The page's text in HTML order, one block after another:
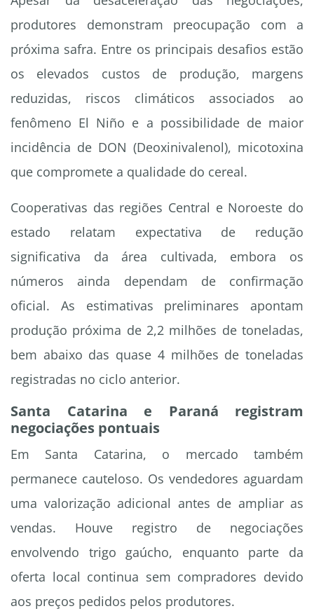
produtores demonstram preocupação com a
próxima safra. Entre os principais desafios estão
os elevados custos de produção, margens
reduzidas, riscos climáticos associados ao
fenômeno El Niño e a possibilidade de maior
incidência de DON (Deoxinivalenol), micotoxina
que compromete a qualidade do cereal.
Cooperativas das regiões Central e Noroeste do
estado relatam expectativa de redução
significativa da área cultivada, embora os
números ainda dependam de confirmação
oficial. As estimativas preliminares apontam
produção próxima de 2,2 milhões de toneladas,
bem abaixo das quase 4 milhões de toneladas
registradas no ciclo anterior.
Santa Catarina e Paraná registram
negociações pontuais
Em Santa Catarina, o mercado também
permanece cauteloso. Os vendedores aguardam
uma valorização adicional antes de ampliar as
vendas. Houve registro de negociações
envolvendo trigo gaúcho, enquanto parte da
oferta local continua sem compradores devido
aos preços pedidos pelos produtores.